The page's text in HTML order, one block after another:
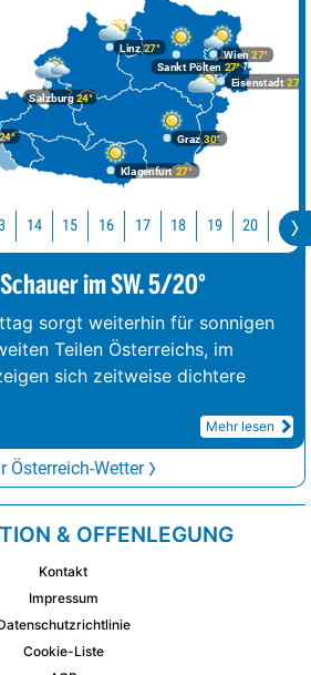
Graz30°
Klagenfurt 27°
Linz27°
Salzburg24°
Wien 27°
Eisenstadt 27°
Sankt Pölten 27°
14 15 16 17 18 19 20 21
im SW. 5/20°
sorgt weiterhin für sonnigen
Teilen Österreichs, im
sich zeitweise dichtere
Mehr lesen
Österreich-Wetter
& OFFENLEGUNG
Kontakt
Impressum
Cookie-Liste